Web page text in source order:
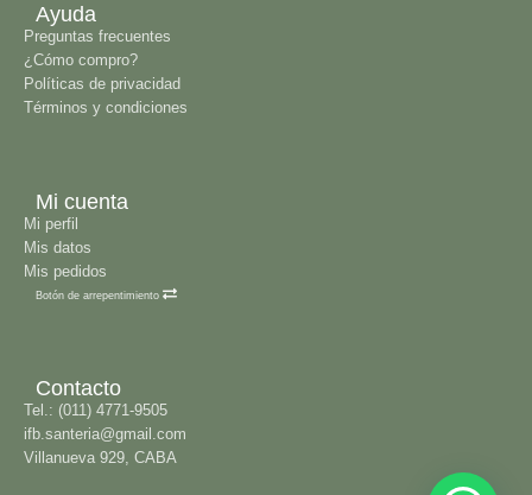
Ayuda
Preguntas frecuentes
¿Cómo compro?
Políticas de privacidad
Términos y condiciones
Mi cuenta
Mi perfil
Mis datos
Mis pedidos
Botón de arrepentimiento
Contacto
Tel.: (011) 4771-9505
ifb.santeria@gmail.com
Villanueva 929, CABA